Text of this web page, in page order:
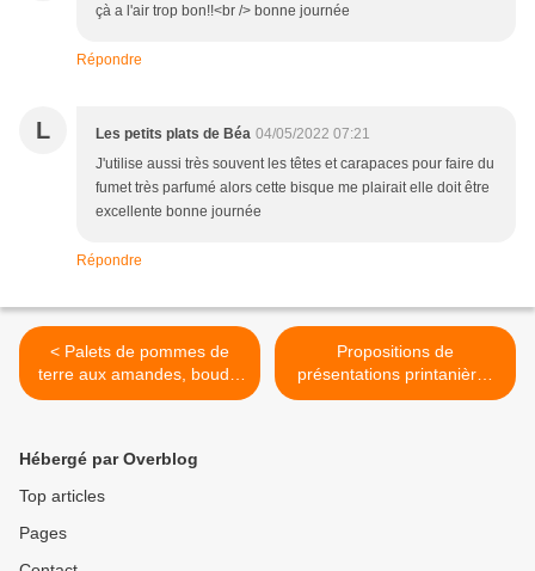
çà a l'air trop bon!!<br /> bonne journée
Répondre
L Les petits plats de Béa 04/05/2022 07:21
J'utilise aussi très souvent les têtes et carapaces pour faire du
fumet très parfumé alors cette bisque me plairait elle doit être
excellente bonne journée
Répondre
< Palets de pommes de
terre aux amandes, boudin
blanc et truffe noire
Propositions de
présentations printanières
et estivales pour repas
Hébergé par Overblog
Top articles
Pages